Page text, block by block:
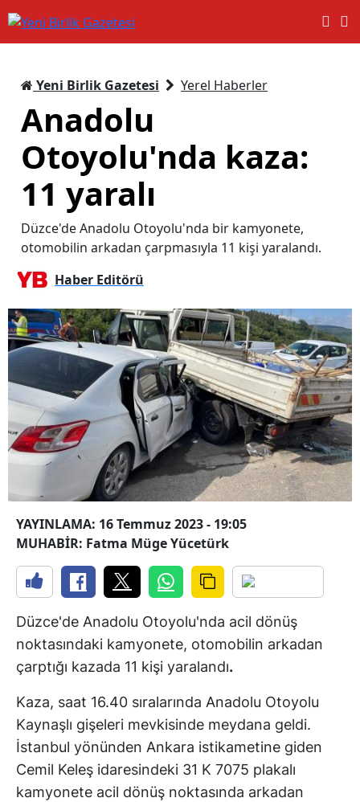
Yeni Birlik Gazetesi Yerel Haberler
Anadolu
Otoyolu'nda kaza:
11 yaralı
Düzce'de Anadolu Otoyolu'nda bir kamyonete,
otomobilin arkadan çarpmasıyla 11 kişi yaralandı.
Haber Editörü
YAYINLAMA: 16 Temmuz 2023 - 19:05
MUHABİR: Fatma Müge Yücetürk
Düzce'de Anadolu Otoyolu'nda acil dönüş
noktasındaki kamyonete, otomobilin arkadan
çarptığı kazada 11 kişi yaralandı.
Kaza, saat 16.40 sıralarında Anadolu Otoyolu
Kaynaşlı gişeleri mevkisinde meydana geldi.
İstanbul yönünden Ankara istikametine giden
Cemil Keleş idaresindeki 31 K 7075 plakalı
kamyonete acil dönüş noktasında arkadan